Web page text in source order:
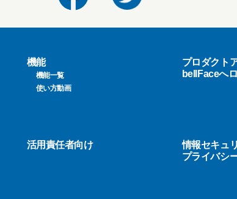
機能
機能一覧
使い方動画
プロダクト
bellFaceへ
活用責任者向け
情報セキュ
プライバシ